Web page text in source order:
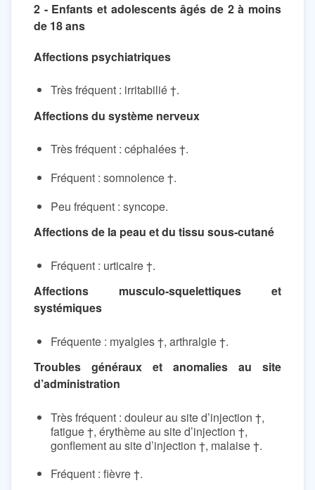
2 - Enfants et adolescents âgés de 2 à moins
de 18 ans
Affections psychiatriques
Très fréquent : irritabilié †.
Affections du système nerveux
Très fréquent : céphalées †.
Fréquent : somnolence †.
Peu fréquent : syncope.
Affections de la peau et du tissu sous-cutané
Fréquent : urticaire †.
Affections musculo-squelettiques et
systémiques
Fréquente : myalgies †, arthralgie †.
Troubles généraux et anomalies au site
d’administration
Très fréquent : douleur au site d’injection †,
fatigue †, érythème au site d’injection †,
gonflement au site d’injection †, malaise †.
Fréquent : fièvre †.